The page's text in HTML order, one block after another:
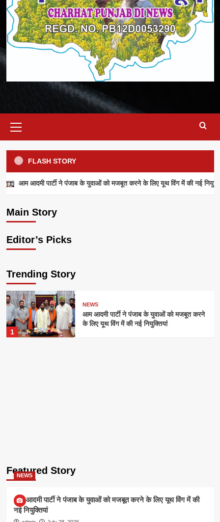
Menu
FLASH STORY
आम आदमी पार्टी ने पंजाब के युवाओं को मजबूत करने के लिए यूथ विंग में की नई
Main Story
आम आदमी पार्टी ने पंजाब के युवाओं को मजबूत करने के
admin July 28, 2026
Editor’s Picks
Trending Story
1
NEWS
आम आदमी पार्टी ने पंजाब के युवाओं को मजबूत करने
के लिए यूथ विंग में की नई नियुक्तियां
Featured Story
NEWS
आम आदमी पार्टी ने पंजाब के युवाओं को मजबूत करने के लिए यूथ विंग में की
नई नियुक्तियां